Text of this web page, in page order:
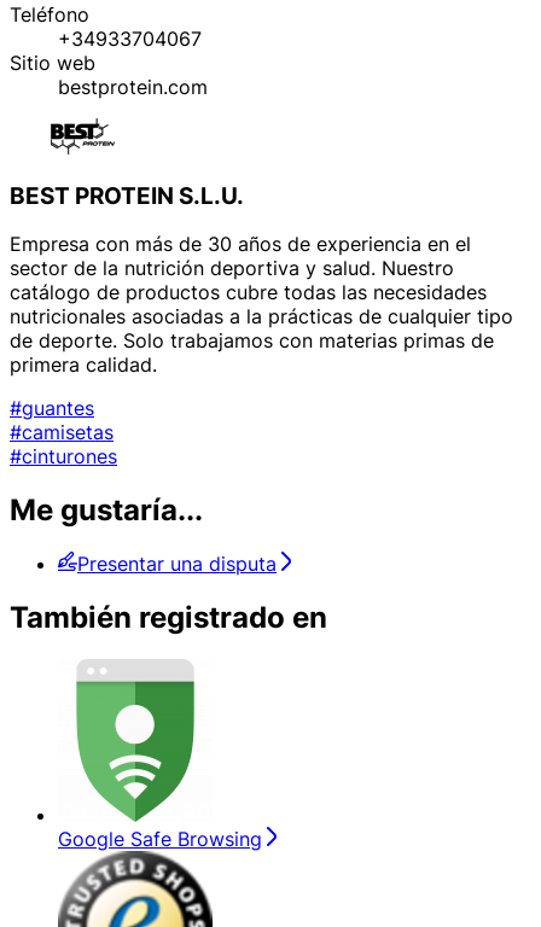
Teléfono
+34933704067
Sitio web
bestprotein.com
BEST PROTEIN S.L.U.
Empresa con más de 30 años de experiencia en el
sector de la nutrición deportiva y salud. Nuestro
catálogo de productos cubre todas las necesidades
nutricionales asociadas a la prácticas de cualquier tipo
de deporte. Solo trabajamos con materias primas de
primera calidad.
#guantes
#camisetas
#cinturones
Me gustaría...
Presentar una disputa
También registrado en
Google Safe Browsing